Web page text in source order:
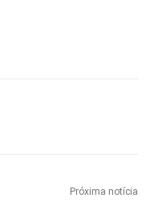
Próxima notícia